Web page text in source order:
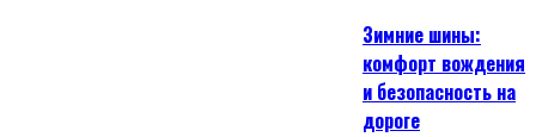
Зимние шины:
комфорт вождения
и безопасность на
дороге